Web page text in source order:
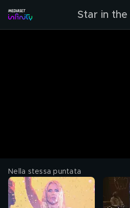
Star in the
Nella stessa puntata